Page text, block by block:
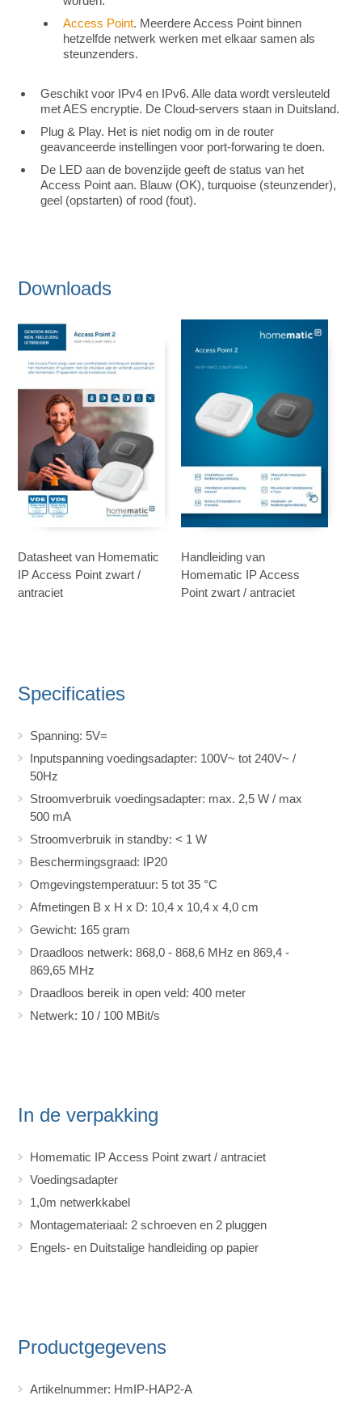
Access Point. Meerdere Access Point binnen
hetzelfde netwerk werken met elkaar samen als
steunzenders.
Geschikt voor IPv4 en IPv6. Alle data wordt versleuteld
met AES encryptie. De Cloud-servers staan in Duitsland.
Plug & Play. Het is niet nodig om in de router
geavanceerde instellingen voor port-forwaring te doen.
De LED aan de bovenzijde geeft de status van het
Access Point aan. Blauw (OK), turquoise (steunzender),
geel (opstarten) of rood (fout).
Downloads
Datasheet van Homematic
IP Access Point zwart /
antraciet
Handleiding van
Homematic IP Access
Point zwart / antraciet
Specificaties
Spanning: 5V=
Inputspanning voedingsadapter: 100V~ tot 240V~ /
50Hz
Stroomverbruik voedingsadapter: max. 2,5 W / max
500 mA
Stroomverbruik in standby: < 1 W
Beschermingsgraad: IP20
Omgevingstemperatuur: 5 tot 35 °C
Afmetingen B x H x D: 10,4 x 10,4 x 4,0 cm
Gewicht: 165 gram
Draadloos netwerk: 868,0 - 868,6 MHz en 869,4 -
869,65 MHz
Draadloos bereik in open veld: 400 meter
Netwerk: 10 / 100 MBit/s
In de verpakking
Homematic IP Access Point zwart / antraciet
Voedingsadapter
1,0m netwerkkabel
Montagemateriaal: 2 schroeven en 2 pluggen
Engels- en Duitstalige handleiding op papier
Productgegevens
Artikelnummer: HmIP-HAP2-A